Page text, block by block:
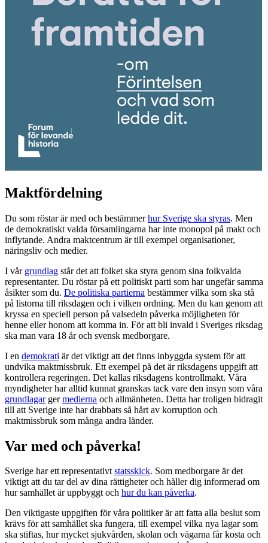
Maktfördelning
Du som röstar är med och bestämmerhur Sverige ska styras. Men
de demokratiskt valda församlingarna har inte monopol på makt och
inflytande. Andra maktcentrum är till exempel organisationer,
näringsliv och medier.
I vår grundlag står det att folket ska styra genom sina folkvalda
representanter. Du röstar på ett politiskt parti som har ungefär samma
åsikter som du. De politiska partierna bestämmer vilka som ska stå
på listorna till riksdagen och i vilken ordning. Men du kan genom att
kryssa en speciell person på valsedeln påverka möjligheten för
henne eller honom att komma in. För att bli invald i Sveriges riksdag
ska man vara 18 år och svensk medborgare.
I en demokrati är det viktigt att det finns inbyggda system för att
undvika maktmissbruk. Ett exempel på det är riksdagens uppgift att
kontrollera regeringen. Det kallas riksdagens kontrollmakt. Våra
myndigheter har alltid kunnat granskas tack vare den insyn som våra
grundlagargermedierna och allmänheten. Detta har troligen bidragit
till att Sverige inte har drabbats så hårt av korruption och
maktmissbruk som många andra länder.
Var med och påverka!
Sverige har ett representativtstatsskick. Som medborgare är det
viktigt att du tar del av dina rättigheter och håller dig informerad om
hur samhället är uppbyggt och hur du kan påverka.
Den viktigaste uppgiften för våra politiker är att fatta alla beslut som
krävs för att samhället ska fungera, till exempel vilka nya lagar som
ska stiftas, hur mycket sjukvården, skolan och vägarna får kosta och